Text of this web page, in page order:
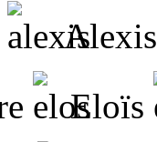
Alexis
Eloïs